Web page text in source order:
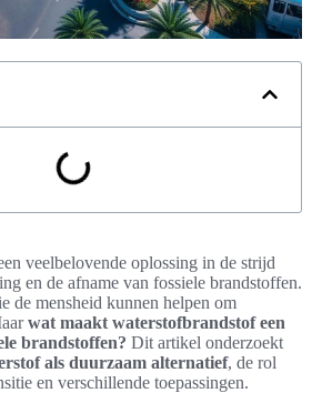
veelbelovende oplossing in de strijd
en de afname van fossiele brandstoffen.
de mensheid kunnen helpen om
wat maakt waterstofbrandstof een
brandstoffen? Dit artikel onderzoekt
als duurzaam alternatief, de rol
en verschillende toepassingen.